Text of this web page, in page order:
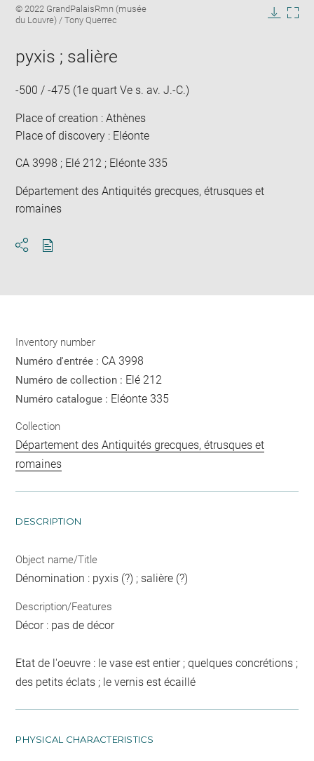
Image
caption:
© 2022 GrandPalaisRmn (musée
du Louvre) / Tony Querrec
pyxis ; salière
-500 / -475 (1e quart Ve s. av. J.-C.)
Place of creation : Athènes
Place of discovery : Eléonte
CA 3998 ; Elé 212 ; Eléonte 335
Département des Antiquités grecques, étrusques et
romaines
Inventory number
Numéro d'entrée : CA 3998
Numéro de collection : Elé 212
Numéro catalogue : Eléonte 335
Collection
Département des Antiquités grecques, étrusques et
romaines
DESCRIPTION
Object name/Title
Dénomination : pyxis (?) ; salière (?)
Description/Features
Décor : pas de décor
Etat de l'oeuvre : le vase est entier ; quelques concrétions ;
des petits éclats ; le vernis est écaillé
PHYSICAL CHARACTERISTICS